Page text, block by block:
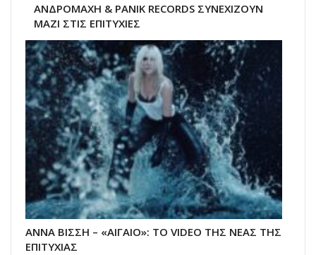
ΑΝΔΡΟΜΑΧΗ & PANIK RECORDS ΣΥΝΕΧΙΖΟΥΝ
ΜΑΖΙ ΣΤΙΣ ΕΠΙΤΥΧΙΕΣ
ΑΝΝΑ ΒΙΣΣΗ – «ΑΙΓΑΙΟ»: ΤΟ VIDEO ΤΗΣ ΝΕΑΣ ΤΗΣ
ΕΠΙΤΥΧΙΑΣ